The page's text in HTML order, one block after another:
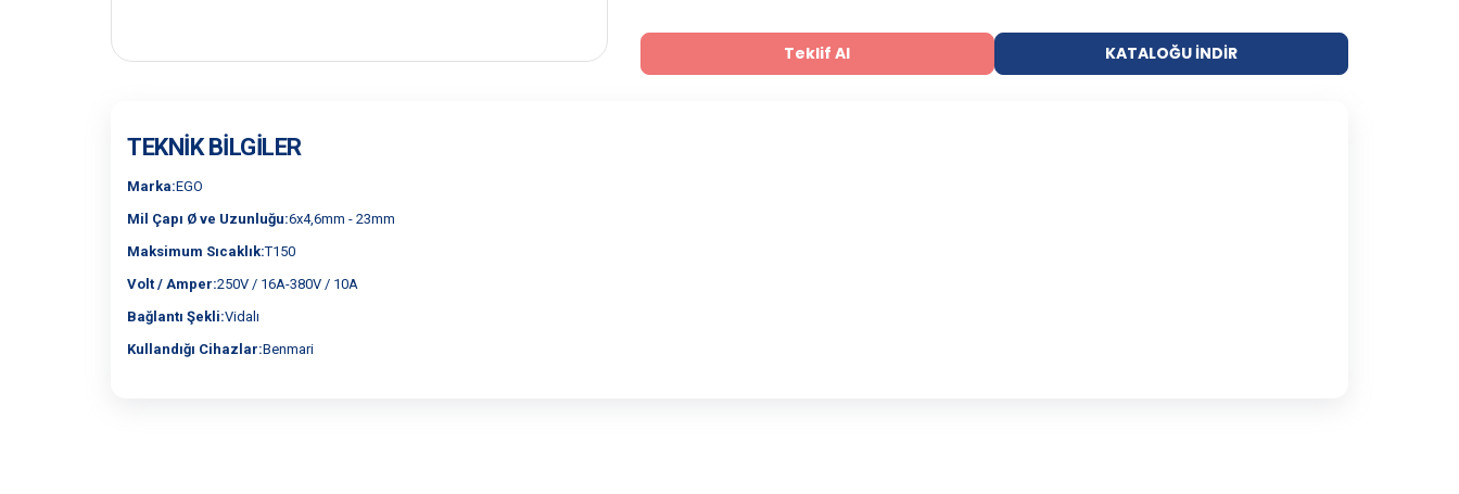
Teklif Al KATALOĞU İNDIR
TEKNIK BILGILER
Marka:EGO
Mil Çapı Ø ve Uzunluğu:6x4,6mm - 23mm
Maksimum Sıcaklık:T150
Volt / Amper:250V / 16A-380V / 10A
Bağlantı Şekli:Vidalı
Kullandığı Cihazlar:Benmari